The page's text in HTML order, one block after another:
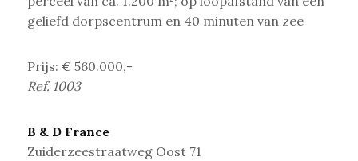
geliefd dorpscentrum en 40 minuten van zee
Prijs: € 560.000,-
Ref. 1003
B & D France
Zuiderzeestraatweg Oost 71